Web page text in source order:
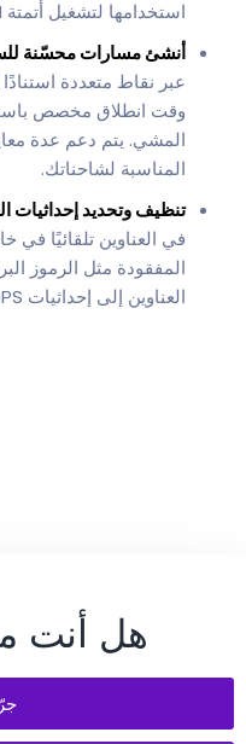
استخدامها لتشغيل أتمتة CRM.
أنشئ مسارات محسّنة
عبر نقاط متعددة
وقت انطلاق مخصص
المشي. يتم دعم عدة
المناسبة لشاحناتك.
تنظيف وتحديد إحداثيات
في العناوين تلقائيًا في
المفقودة مثل الرموز
العناوين إلى إحداثيات GPS.
هل أنت